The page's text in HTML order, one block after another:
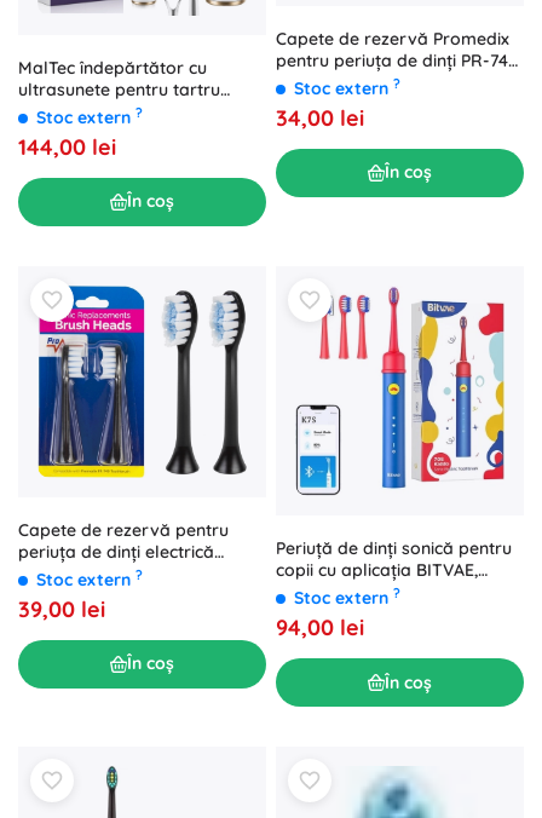
MalTec îndepărtător cu
ultrasunete pentru tartru
dentar Toothie X100
Stoc extern ?
144,00 lei
În coș
Capete de rezervă Promedix
pentru periuța de dinți PR-740,
2 buc., albe
Stoc extern ?
34,00 lei
În coș
Capete de rezervă pentru
periuța de dinți electrică
PromediX PR-740 B, 2 buc.,
Stoc extern ?
39,00 lei
În coș
Periuță de dinți sonică pentru
copii cu aplicația BITVAE,
albastră
Stoc extern ?
94,00 lei
În coș